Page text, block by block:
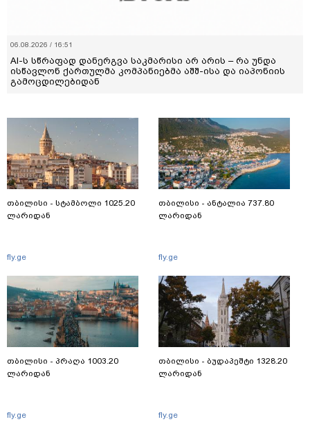
06.08.2026 / 16:51
AI-ს სწრაფად დანერგვა საკმარისი არ არის – რა უნდა
ისწავლონ ქართულმა კომპანიებმა აშშ-ისა და იაპონიის
გამოცდილებიდან
თბილისი - სტამბოლი 1025.20
ლარიდან
fly.ge
თბილისი - პრაღა 1003.20
ლარიდან
fly.ge
თბილისი - ანტალია 737.80
ლარიდან
fly.ge
თბილისი - ბუდაპეშტი 1328.20
ლარიდან
fly.ge